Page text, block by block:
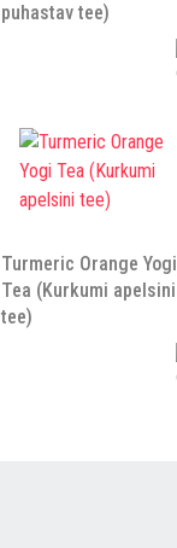
puhastav tee)
Turmeric Orange Yogi
Tea (Kurkumi apelsini
tee)